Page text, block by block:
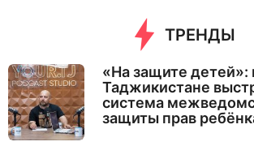
ТРЕНДЫ
«На защите детей»:
Таджикистане
система
защиты прав